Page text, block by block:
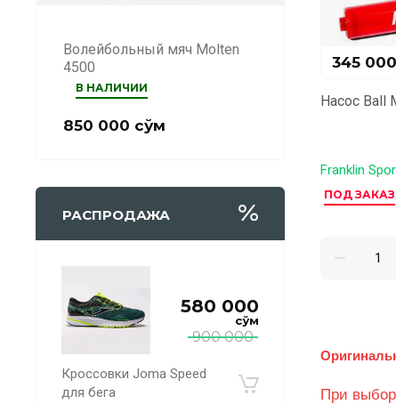
Волейбольный мяч Molten
4500
В НАЛИЧИИ
850 000 сўм
РАСПРОДАЖА
900 000
580 000
сўм
Кроссовки Joma Speed
для бега
345 000
Hасос Ball
Franklin
ПОД ЗАКАЗ
При